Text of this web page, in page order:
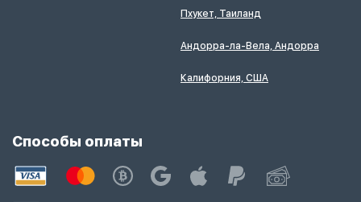
Пхукет, Таиланд
Андорра-ла-Вела, Андорра
Калифорния, США
Способы оплаты